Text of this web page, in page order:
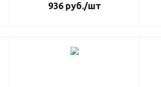
936руб./шт